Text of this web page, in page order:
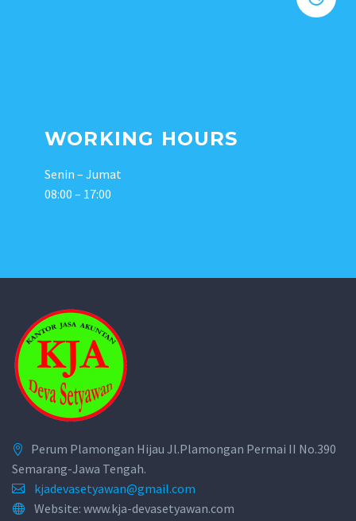
WORKING HOURS
Senin – Jumat
08:00 – 17:00
Perum Plamongan Hijau Jl.Plamongan Permai II No.390
Semarang-Jawa Tengah.
kjadevasetyawan@gmail.com
Website: www.kja-devasetyawan.com